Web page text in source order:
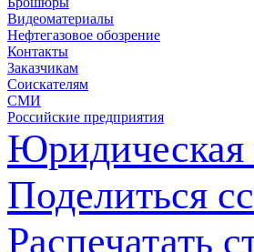
Видеоматериалы
Нефтегазовое обозрение
Контакты
Заказчикам
Соискателям
СМИ
Российские предприятия
Поделиться
Распечатать